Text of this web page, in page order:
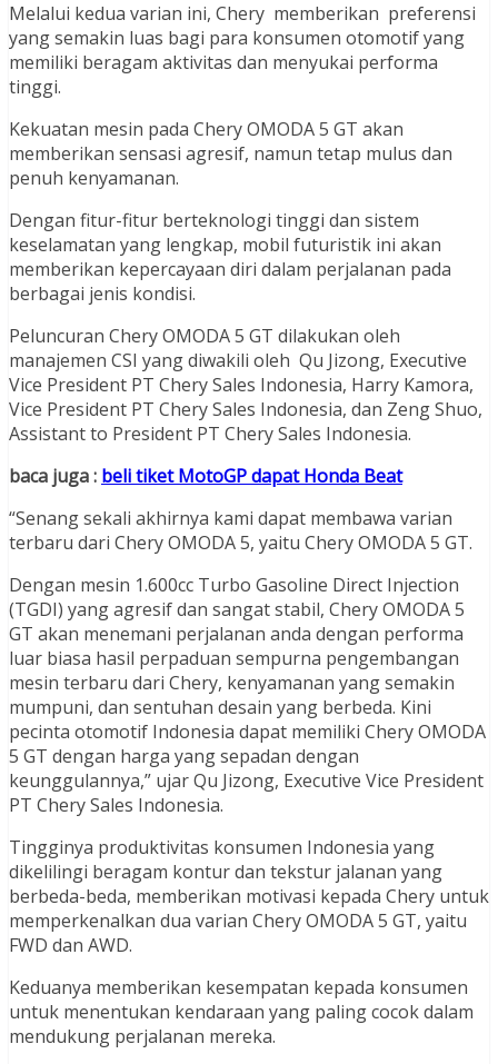
Melalui kedua varian ini, Chery memberikan preferensi
yang semakin luas bagi para konsumen otomotif yang
memiliki beragam aktivitas dan menyukai performa
tinggi.
Kekuatan mesin pada Chery OMODA 5 GT akan
memberikan sensasi agresif, namun tetap mulus dan
penuh kenyamanan.
Dengan fitur-fitur berteknologi tinggi dan sistem
keselamatan yang lengkap, mobil futuristik ini akan
memberikan kepercayaan diri dalam perjalanan pada
berbagai jenis kondisi.
Peluncuran Chery OMODA 5 GT dilakukan oleh
manajemen CSI yang diwakili oleh Qu Jizong, Executive
Vice President PT Chery Sales Indonesia, Harry Kamora,
Vice President PT Chery Sales Indonesia, dan Zeng Shuo,
Assistant to President PT Chery Sales Indonesia.
baca juga : beli tiket MotoGP dapat Honda Beat
“Senang sekali akhirnya kami dapat membawa varian
terbaru dari Chery OMODA 5, yaitu Chery OMODA 5 GT.
Dengan mesin 1.600cc Turbo Gasoline Direct Injection
(TGDI) yang agresif dan sangat stabil, Chery OMODA 5
GT akan menemani perjalanan anda dengan performa
luar biasa hasil perpaduan sempurna pengembangan
mesin terbaru dari Chery, kenyamanan yang semakin
mumpuni, dan sentuhan desain yang berbeda. Kini
pecinta otomotif Indonesia dapat memiliki Chery OMODA
5 GT dengan harga yang sepadan dengan
keunggulannya,” ujar Qu Jizong, Executive Vice President
PT Chery Sales Indonesia.
Tingginya produktivitas konsumen Indonesia yang
dikelilingi beragam kontur dan tekstur jalanan yang
berbeda-beda, memberikan motivasi kepada Chery untuk
memperkenalkan dua varian Chery OMODA 5 GT, yaitu
FWD dan AWD.
Keduanya memberikan kesempatan kepada konsumen
untuk menentukan kendaraan yang paling cocok dalam
mendukung perjalanan mereka.